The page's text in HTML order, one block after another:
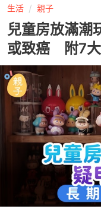
生活 親子
兒童房放滿潮
或致癌 附7